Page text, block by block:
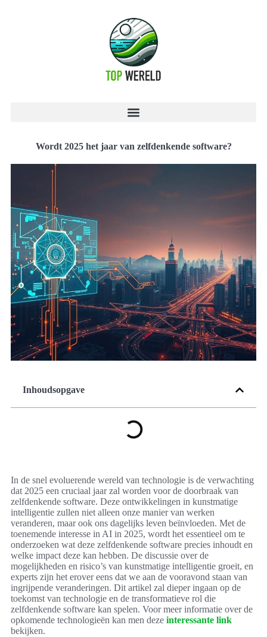
Wordt 2025 het jaar van zelfdenkende software?
Inhoudsopgave
In de snel evoluerende wereld van technologie is de verwachting
dat 2025 een cruciaal jaar zal worden voor de doorbraak van
zelfdenkende software. Deze ontwikkelingen in kunstmatige
intelligentie zullen niet alleen onze manier van werken
veranderen, maar ook ons dagelijks leven beïnvloeden. Met de
toenemende interesse in AI in 2025, wordt het essentieel om te
onderzoeken wat deze zelfdenkende software precies inhoudt en
welke impact deze kan hebben. De discussie over de
mogelijkheden en risico’s van kunstmatige intelligentie groeit, en
experts zijn het erover eens dat we aan de vooravond staan van
ingrijpende veranderingen. Dit artikel zal dieper ingaan op de
toekomst van technologie en de transformatieve rol die
zelfdenkende software kan spelen. Voor meer informatie over de
opkomende technologieën kan men deze interessante link
bekijken.